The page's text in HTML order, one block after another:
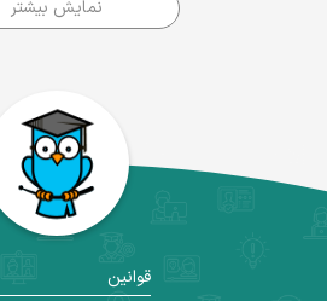
نمایش بیشتر
قوانین